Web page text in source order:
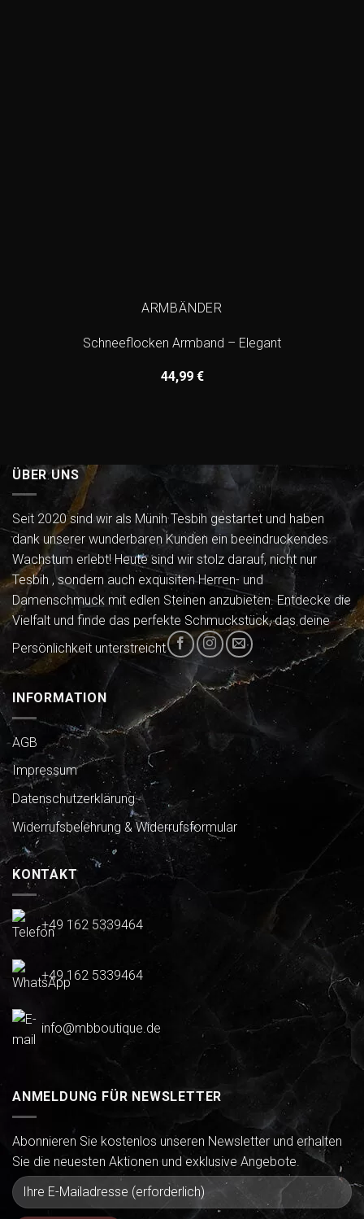
ARMBÄNDER
Schneeflocken Armband – Elegant
44,99 €
ÜBER UNS
Seit 2020 sind wir als Münih Tesbih gestartet und haben
dank unserer wunderbaren Kunden ein beeindruckendes
Wachstum erlebt! Heute sind wir stolz darauf, nicht nur
Tesbih , sondern auch exquisiten Herren- und
Damenschmuck mit edlen Steinen anzubieten. Entdecke die
Vielfalt und finde das perfekte Schmuckstück, das deine
Persönlichkeit unterstreicht
INFORMATION
AGB
Impressum
Datenschutzerklärung
Widerrufsbelehrung & Widerrufsformular
KONTAKT
+49 162 5339464
+49 162 5339464
info@mbboutique.de
ANMELDUNG FÜR NEWSLETTER
Abonnieren Sie kostenlos unseren Newsletter und erhalten
Sie die neuesten Aktionen und exklusive Angebote.